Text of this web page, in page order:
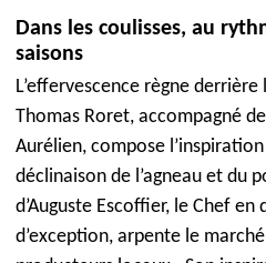
Dans les coulisses, au
saisons
L’effervescence règne
Thomas Roret, accompagné
Aurélien, compose
déclinaison de l’agneau et du
d’Auguste Escoffier, le Chef
d’exception, arpente le